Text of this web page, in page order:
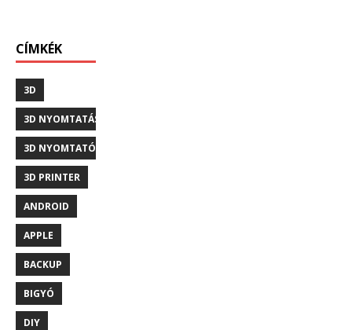
CÍMKÉK
3D
3D NYOMTATÁS
3D NYOMTATÓ
3D PRINTER
ANDROID
APPLE
BACKUP
BIGYÓ
DIY